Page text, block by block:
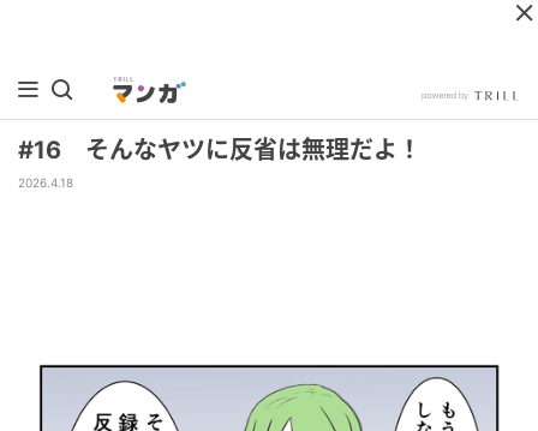
#16 そんなヤツに反省は無理だよ！
2026.4.18